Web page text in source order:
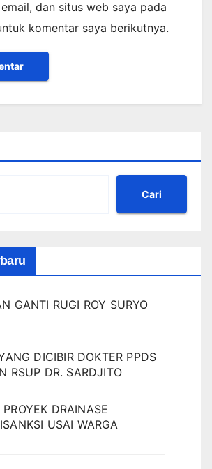
dan situs web saya pada
komentar saya berikutnya.
Cari
GANTI RUGI ROY SURYO
DICIBIR DOKTER PPDS
RSUP DR. SARDJITO
DRAINASE
USAI WARGA